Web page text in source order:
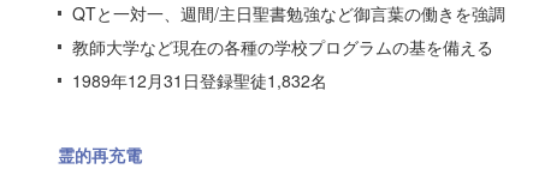
QTと一対一、週間/主日聖書勉強など御言葉の働きを強調
教師大学など現在の各種の学校プログラムの基を備える
1989年12月31日登録聖徒1,832名
霊的再充電